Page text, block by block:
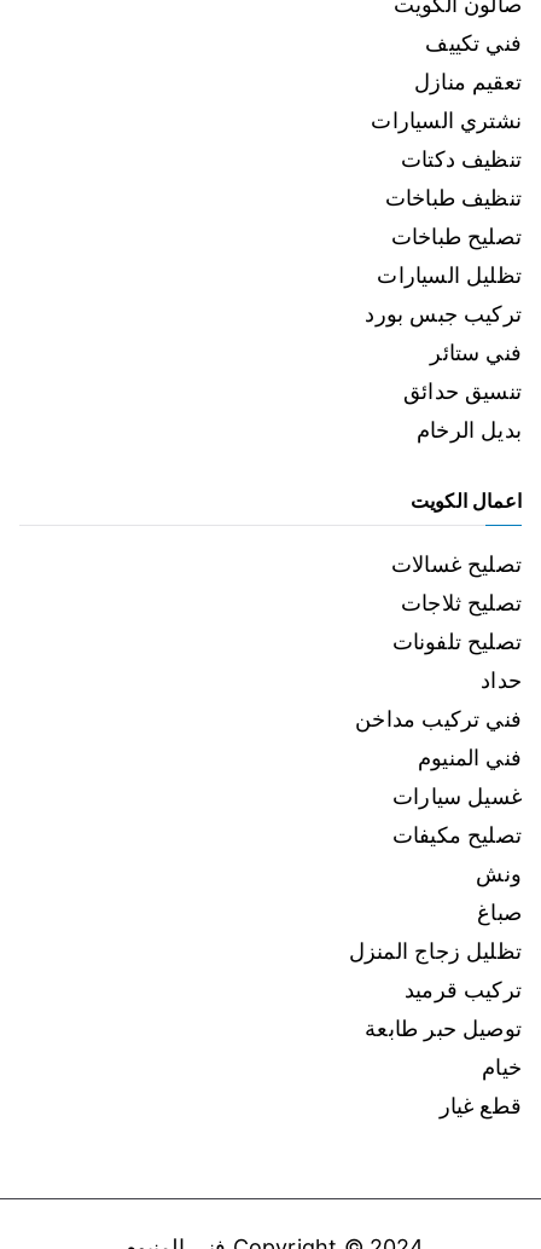
فني تكييف
تعقيم منازل
نشتري السيارات
تنظيف دكتات
تنظيف طباخات
تصليح طباخات
تظليل السيارات
تركيب جبس بورد
فني ستائر
تنسيق حدائق
بديل الرخام
اعمال الكويت
تصليح غسالات
تصليح ثلاجات
تصليح تلفونات
حداد
فني تركيب مداخن
فني المنيوم
غسيل سيارات
تصليح مكيفات
ونش
صباغ
تظليل زجاج المنزل
تركيب قرميد
توصيل حبر طابعة
خيام
قطع غيار